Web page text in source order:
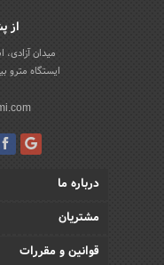
از
میدان
ایستگاه مترو
درباره ما
مشتریان
قوانین و مقررات